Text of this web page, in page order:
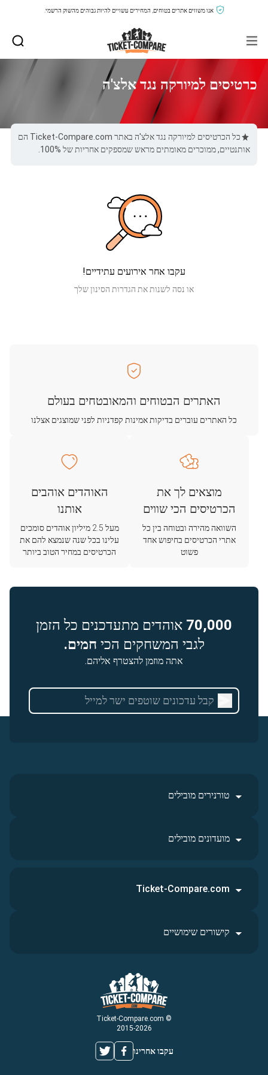
אנו משווים אתרים בטוחים, המחירים עשויים להיות גבוהים מהשוק הרשמי.
כרטיסים למיורקה נגד אלצ'ה
כל הכרטיסים למיורקה נגד אלצ'ה באתר Ticket-Compare.com הם
אותנטיים, ממוכרים מאומתים מראש שמספקים אחריות של 100%.
עקבו אחר אירועים עתידיים!
או נסה לשנות את הגדרות הסינון שלך
האתרים הבטוחים והמאובטחים בעולם
כל האתרים עוברים בדיקות אמינות קפדניות לפני שמוצגים אצלנו
מוצאים לך את
הכרטיסים הכי שווים
השוואה מהירה ובטוחה בין כל
אתרי הכרטיסים בחיפוש אחד
פשוט
האוהדים אוהבים
אותנו
מעל 2.5 מיליון אוהדים סומכים
עלינו בכל שנה שנמצא להם את
הכרטיסים במחיר הטוב ביותר
70,000 אוהדים מתעדכנים כל הזמן
לגבי המשחקים הכי חמים.
אתה מוזמן להצטרף אליהם.
טורנירים מובילים
מועדונים מובילים
© Ticket-Compare.com
2015-2026
עקבו אחרינו
Ticket-Compare.com
קישורים שימושיים